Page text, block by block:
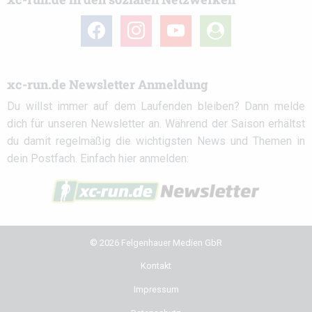
facebook instagramyoutube
user-
circle
xc-run.de Newsletter Anmeldung
Du willst immer auf dem Laufenden bleiben? Dann melde
dich für unseren Newsletter an. Während der Saison erhältst
du damit regelmäßig die wichtigsten News und Themen in
dein Postfach. Einfach hier anmelden:
© 2026 Felgenhauer Medien GbR
Kontakt
Impressum